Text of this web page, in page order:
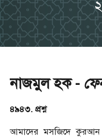
নাজমুল হক -
৪৯৪৩. প্রশ্ন
আমাদের মসজিদে